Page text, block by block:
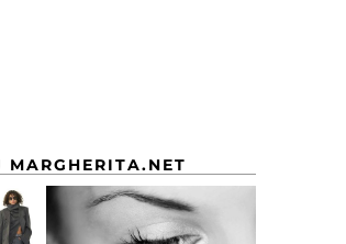
MARGHERITA.NET